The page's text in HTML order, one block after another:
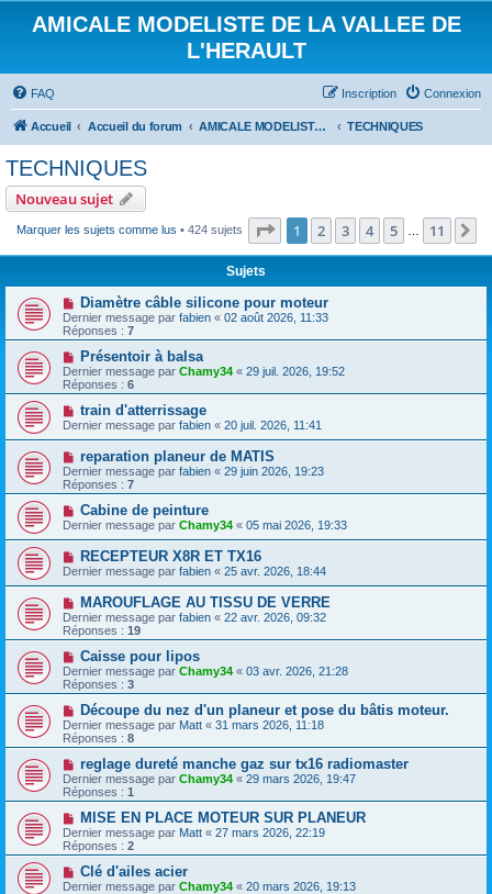
AMICALE MODELISTE DE LA VALLEE DE
L'HERAULT
FAQ Connexion
Inscription
Accueil Accueil du forum AMICALE MODELISTE DE LA VALLEE DE L'HERAULT TECHNIQUES
TECHNIQUES
Nouveau sujet
Marquer les sujets comme lus • 424 sujets Page 1sur11
1 2 3 4 5 11
Sujets
Diamètre câble silicone pour moteur
Dernier message par fabien « 02 août 2026, 11:33
Réponses : 7
Présentoir à balsa
Dernier message par Chamy34 « 29 juil. 2026, 19:52
Réponses : 6
train d'atterrissage
Dernier message par fabien « 20 juil. 2026, 11:41
reparation planeur de MATIS
Dernier message par fabien « 29 juin 2026, 19:23
Réponses : 7
Cabine de peinture
Dernier message par Chamy34 « 05 mai 2026, 19:33
RECEPTEUR X8R ET TX16
Dernier message par fabien « 25 avr. 2026, 18:44
MAROUFLAGE AU TISSU DE VERRE
Dernier message par fabien « 22 avr. 2026, 09:32
Réponses : 19
Caisse pour lipos
Dernier message par Chamy34 « 03 avr. 2026, 21:28
Réponses : 3
Découpe du nez d'un planeur et pose du bâtis moteur.
Dernier message par Matt « 31 mars 2026, 11:18
Réponses : 8
reglage dureté manche gaz sur tx16 radiomaster
Dernier message par Chamy34 « 29 mars 2026, 19:47
Réponses : 1
MISE EN PLACE MOTEUR SUR PLANEUR
Dernier message par Matt « 27 mars 2026, 22:19
Réponses : 2
Clé d'ailes acier
Dernier message par Chamy34 « 20 mars 2026, 19:13